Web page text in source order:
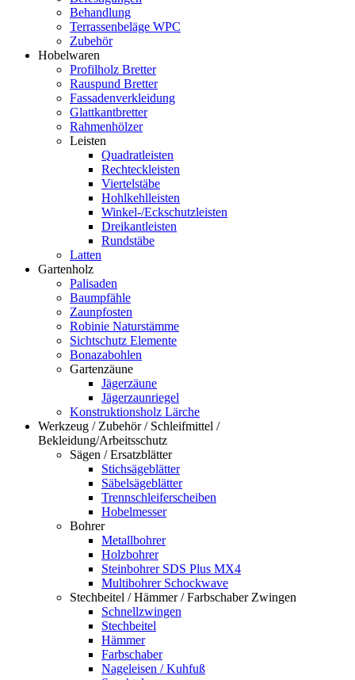
Behandlung
Terrassenbeläge WPC
Zubehör
Hobelwaren
Profilholz Bretter
Rauspund Bretter
Fassadenverkleidung
Glattkantbretter
Rahmenhölzer
Leisten
Quadratleisten
Rechteckleisten
Viertelstäbe
Hohlkehlleisten
Winkel-/Eckschutzleisten
Dreikantleisten
Rundstäbe
Latten
Gartenholz
Palisaden
Baumpfähle
Zaunpfosten
Robinie Naturstämme
Sichtschutz Elemente
Bonazabohlen
Gartenzäune
Jägerzäune
Jägerzaunriegel
Konstruktionsholz Lärche
Werkzeug / Zubehör / Schleifmittel /
Bekleidung/Arbeitsschutz
Sägen / Ersatzblätter
Stichsägeblätter
Säbelsägeblätter
Trennschleiferscheiben
Hobelmesser
Bohrer
Metallbohrer
Holzbohrer
Steinbohrer SDS Plus MX4
Multibohrer Schockwave
Stechbeitel / Hämmer / Farbschaber Zwingen
Schnellzwingen
Stechbeitel
Hämmer
Farbschaber
Nageleisen / Kuhfuß